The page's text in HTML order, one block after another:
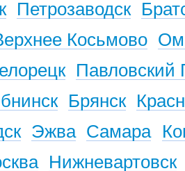
Петрозаводск
Косьмово
Павловский
Брянск
Эжва Самара
Нижневартовск